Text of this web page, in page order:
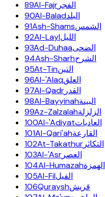
89Al-Fajr الفجر
90Al-Baladالبلد
91Ash-Shamsالشمس
92Al-Laylالليل
93Ad-Duhaaالضحى
94Ash-Sharhالشرح
95At-Tinالتين
96Al-'Alaqالعلق
97Al-Qadr القدر
98Al-Bayyinahالبينة
99Az-Zalzalahالزلزلة
100Al-'Adiyatالعاديات
101Al-Qari'ahالقارعة
102At-Takathur التكاثر
103Al-'Asr العصر
104Al-Humazahالهمزة
105Al-Filالفيل
106Qurayshقريش